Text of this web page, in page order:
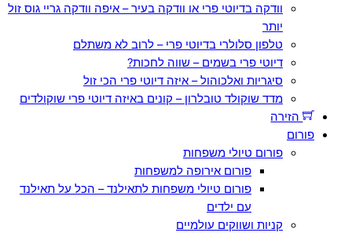
וודקה בדיוטי פרי או וודקה בעיר – איפה וודקה גריי גוס זול
יותר
טלפון סלולרי בדיוטי פרי – לרוב לא משתלם
דיוטי פרי בשמים – שווה לחכות?
סיגריות ואלכוהול – איזה דיוטי פרי הכי זול
מדד שוקולד טובלרון – קונים באיזה דיוטי פרי שוקולדים
הזירה
פורום
פורום טיולי משפחות
פורום אירופה למשפחות
פורום טיולי משפחות לתאילנד – הכל על תאילנד
עם ילדים
קניות ושווקים עולמיים